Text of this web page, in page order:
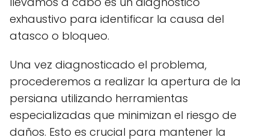
exhaustivo para identificar la causa del
atasco o bloqueo.
Una vez diagnosticado el problema,
procederemos a realizar la apertura de la
persiana utilizando herramientas
especializadas que minimizan el riesgo de
daños. Esto es crucial para mantener la